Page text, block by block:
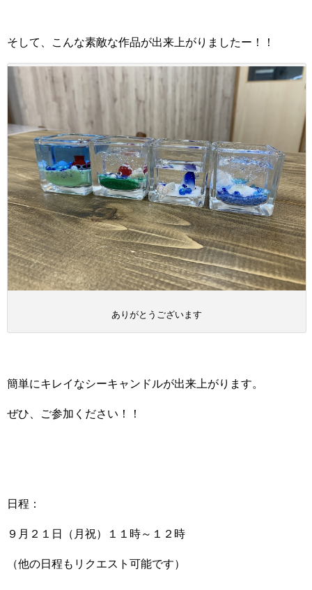
そして、こんな素敵な作品が出来上がりましたー！！
ありがとうございます
簡単にキレイなシーキャンドルが出来上がります。
ぜひ、ご参加ください！！
日程：
９月２１日（月祝）１１時～１２時
（他の日程もリクエスト可能です）